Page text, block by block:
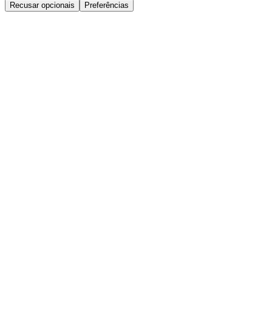
Recusar opcionais
Preferências